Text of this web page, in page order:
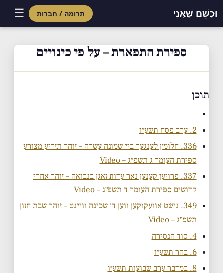
וּכְשֵׁם שֶׁאֲנִי תרומה / חברות ☰
ספירת התפארת – על פי כינויים
תוכן
2. ערב פסח תשע״ו
336. חלומ׳ן לענגער ביי שמונה עשרה – זוהר תזריע מצורע
ספירת העומר ג תשפ״ג – Video
337. פרויען קענען נאר עדות זאגן בנבואה – זוהר אחרי
קדושים ספירת העומר ד תשפ״ג – Video
349. נישט אוועקוקען ווען די שכינה וויינט – זוהר שבת חזון
תשפ״ג – Video
4. סוד הנסירה
6. בהר תשע״ו
8. במדבר ערב שבועות תשע״ו